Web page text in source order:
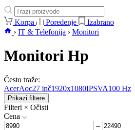
Korpa Poredenje
Izabrano
› IT & Telefonija › Monitori
Monitori Hp
Često traže:
AcerAoc27 inč1920x1080IPSVA100 Hz
Prikazi filtere
Filteri × Očisti
Cena
–